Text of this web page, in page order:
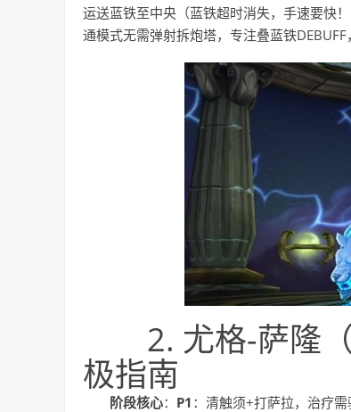
运送蓝铁至中央（蓝铁超时消失，手速要快！
通模式无需弹射拆炮塔，专注叠蓝铁DEBUFF
2. 尤格-萨隆
极指南
阶段核心： P1 ：清触须+打萨拉，治疗需